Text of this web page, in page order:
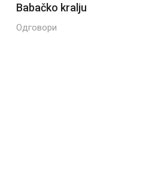
Babačko kralju
Одговори